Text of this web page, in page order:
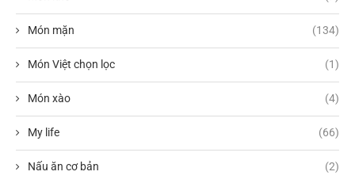
Món mặn (134)
Món Việt chọn lọc (1)
Món xào (4)
My life (66)
Nấu ăn cơ bản (2)